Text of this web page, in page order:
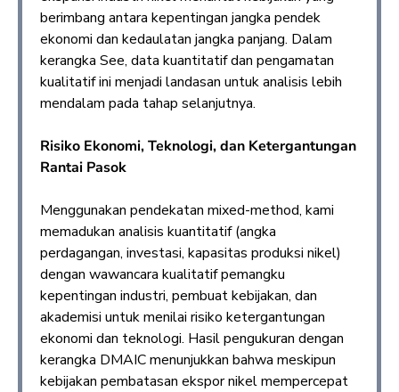
berimbang antara kepentingan jangka pendek
ekonomi dan kedaulatan jangka panjang. Dalam
kerangka See, data kuantitatif dan pengamatan
kualitatif ini menjadi landasan untuk analisis lebih
mendalam pada tahap selanjutnya.
Risiko Ekonomi, Teknologi, dan Ketergantungan
Rantai Pasok
Menggunakan pendekatan mixed-method, kami
memadukan analisis kuantitatif (angka
perdagangan, investasi, kapasitas produksi nikel)
dengan wawancara kualitatif pemangku
kepentingan industri, pembuat kebijakan, dan
akademisi untuk menilai risiko ketergantungan
ekonomi dan teknologi. Hasil pengukuran dengan
kerangka DMAIC menunjukkan bahwa meskipun
kebijakan pembatasan ekspor nikel mempercepat